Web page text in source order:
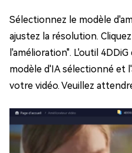
Sélectionnez le modèle
ajustez la résolution.
l'amélioration". L'outil
modèle d'IA sélectionné et
votre vidéo. Veuillez